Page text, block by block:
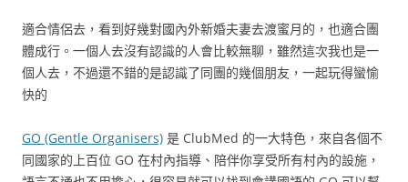
適合情侶去，看到好幾對國內外新婚夫妻去渡蜜月的，也適合團
體成行。一個人去沒有認識的人會比較無聊，雖然這次我也是一
個人去，不過還不錯的是認識了同團的幾個朋友，一起玩得蠻愉
快的
GO (Gentle Organisers) 是 ClubMed 的一大特色，來自各個不
同國家的上百位 GO 在村內指導、陪伴你享受所有村內的設施，